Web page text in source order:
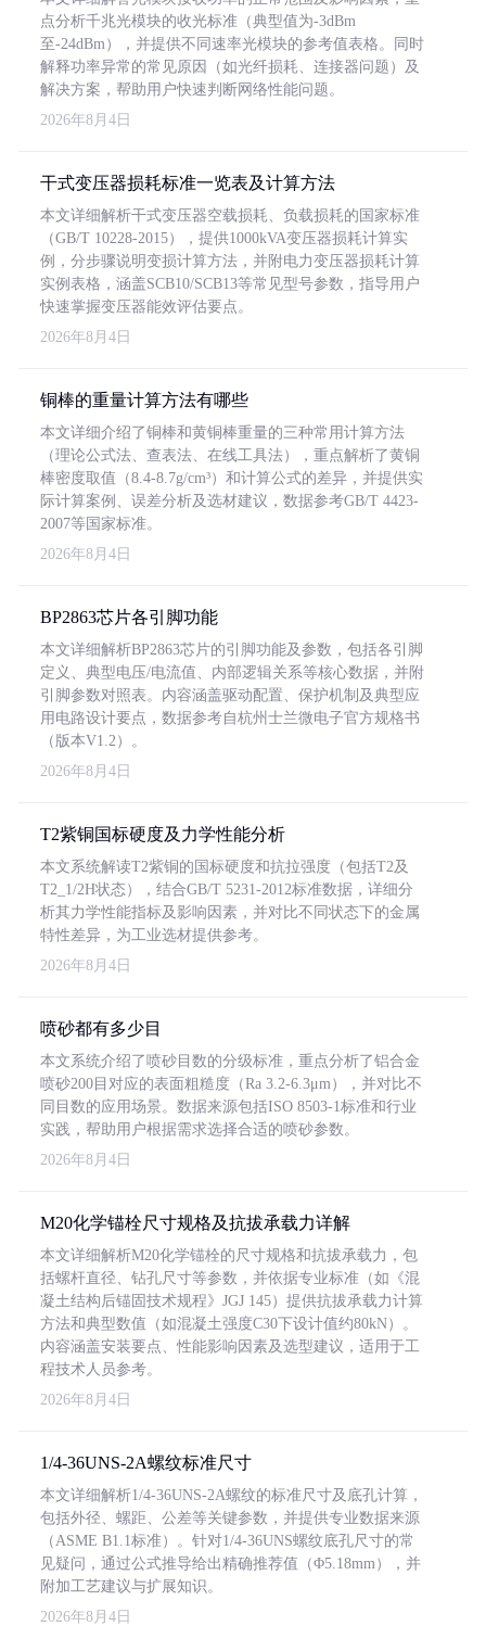
点分析千兆光模块的收光标准（典型值为-3dBm
至-24dBm），并提供不同速率光模块的参考值表格。同时
解释功率异常的常见原因（如光纤损耗、连接器问题）及
解决方案，帮助用户快速判断网络性能问题。
2026年8月4日
干式变压器损耗标准一览表及计算方法
本文详细解析干式变压器空载损耗、负载损耗的国家标准
（GB/T 10228-2015），提供1000kVA变压器损耗计算实
例，分步骤说明变损计算方法，并附电力变压器损耗计算
实例表格，涵盖SCB10/SCB13等常见型号参数，指导用户
快速掌握变压器能效评估要点。
2026年8月4日
铜棒的重量计算方法有哪些
本文详细介绍了铜棒和黄铜棒重量的三种常用计算方法
（理论公式法、查表法、在线工具法），重点解析了黄铜
棒密度取值（8.4-8.7g/cm³）和计算公式的差异，并提供实
际计算案例、误差分析及选材建议，数据参考GB/T 4423-
2007等国家标准。
2026年8月4日
BP2863芯片各引脚功能
本文详细解析BP2863芯片的引脚功能及参数，包括各引脚
定义、典型电压/电流值、内部逻辑关系等核心数据，并附
引脚参数对照表。内容涵盖驱动配置、保护机制及典型应
用电路设计要点，数据参考自杭州士兰微电子官方规格书
（版本V1.2）。
2026年8月4日
T2紫铜国标硬度及力学性能分析
本文系统解读T2紫铜的国标硬度和抗拉强度（包括T2及
T2_1/2H状态），结合GB/T 5231-2012标准数据，详细分
析其力学性能指标及影响因素，并对比不同状态下的金属
特性差异，为工业选材提供参考。
2026年8月4日
喷砂都有多少目
本文系统介绍了喷砂目数的分级标准，重点分析了铝合金
喷砂200目对应的表面粗糙度（Ra 3.2-6.3μm），并对比不
同目数的应用场景。数据来源包括ISO 8503-1标准和行业
实践，帮助用户根据需求选择合适的喷砂参数。
2026年8月4日
M20化学锚栓尺寸规格及抗拔承载力详解
本文详细解析M20化学锚栓的尺寸规格和抗拔承载力，包
括螺杆直径、钻孔尺寸等参数，并依据专业标准（如《混
凝土结构后锚固技术规程》JGJ 145）提供抗拔承载力计算
方法和典型数值（如混凝土强度C30下设计值约80kN）。
内容涵盖安装要点、性能影响因素及选型建议，适用于工
程技术人员参考。
2026年8月4日
1/4-36UNS-2A螺纹标准尺寸
本文详细解析1/4-36UNS-2A螺纹的标准尺寸及底孔计算，
包括外径、螺距、公差等关键参数，并提供专业数据来源
（ASME B1.1标准）。针对1/4-36UNS螺纹底孔尺寸的常
见疑问，通过公式推导给出精确推荐值（Φ5.18mm），并
附加工艺建议与扩展知识。
2026年8月4日